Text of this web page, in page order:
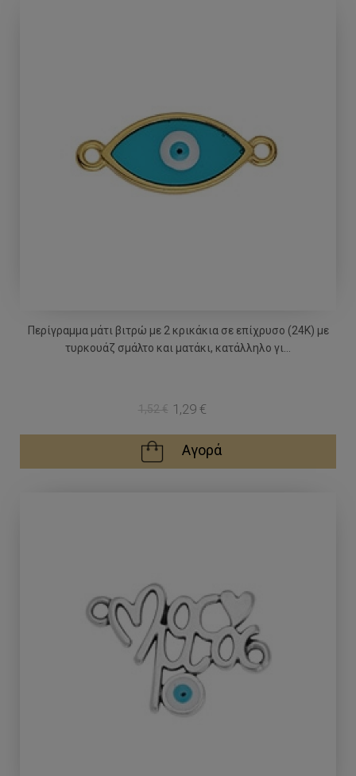
Περίγραμμα μάτι βιτρώ με 2 κρικάκια σε επίχρυσο (24Κ) με
τυρκουάζ σμάλτο και ματάκι, κατάλληλο γι...
1,52 € 1,29 €
Αγορά